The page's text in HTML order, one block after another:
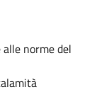
norme del